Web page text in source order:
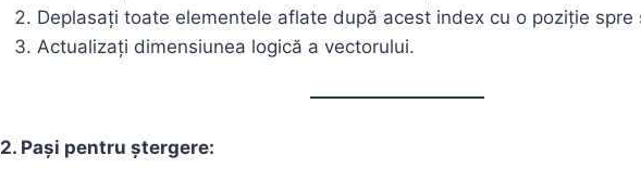
Deplasați toate elementele aflate după acest index cu o poziție spre
Actualizați dimensiunea logică a vectorului.
2. Pași pentru ștergere: